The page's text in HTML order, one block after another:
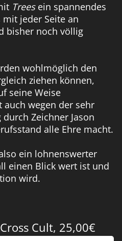
Treesein spannendes
jeder Seite an
bisher noch völlig
wohlmöglich den
ziehen können,
seine Weise
auch wegen der sehr
Zeichner Jason
alle Ehre macht.
ein lohnenswerter
einen Blick wert ist und
wird.
Cult, 25,00€